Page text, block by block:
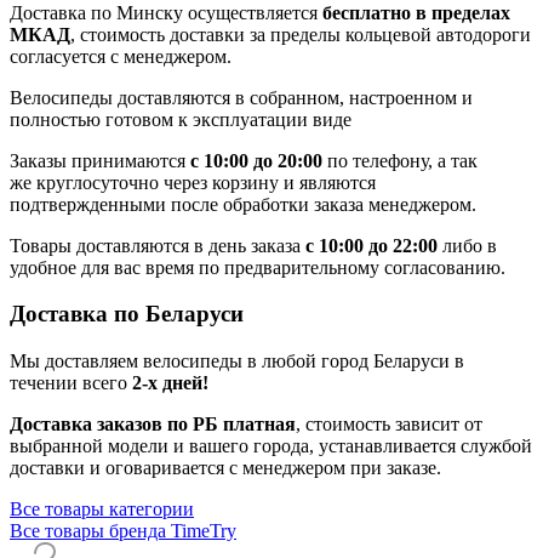
Доставка по Минску осуществляется бесплатно в пределах
МКАД, стоимость доставки за пределы кольцевой автодороги
согласуется с менеджером.
Велосипеды доставляются в собранном, настроенном и
полностью готовом к эксплуатации виде
Заказы принимаются с 10:00 до 20:00 по телефону, а так
же круглосуточно через корзину и являются
подтвержденными после обработки заказа менеджером.
Товары доставляются в день заказа с 10:00 до 22:00 либо в
удобное для вас время по предварительному согласованию.
Доставка по Беларуси
Мы доставляем велосипеды в любой город Беларуси в
течении всего 2-х дней!
Доставка заказов по РБ платная, стоимость зависит от
выбранной модели и вашего города, устанавливается службой
доставки и оговаривается с менеджером при заказе.
Все товары категории
Все товары бренда TimeTry